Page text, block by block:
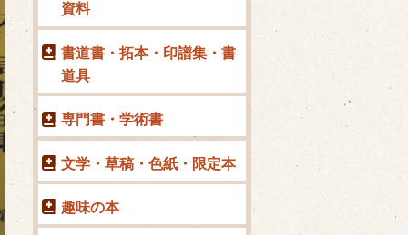
資料
書道書・拓本・印譜集・書
道具
専門書・学術書
文学・草稿・色紙・限定本
趣味の本